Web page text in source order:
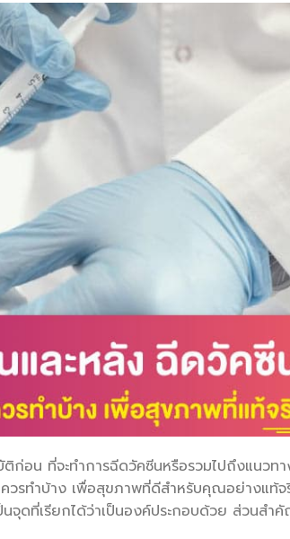
ติก่อน ที่จะทำการฉีดวัคซีนหรือรวมไปถึงแนว
วรทำบ้าง เพื่อสุขภาพที่ดีสำหรับคุณอย่างแท้จ
นจุดที่เรียกได้ว่าเป็นองค์ประกอบด้วย ส่วนสำ